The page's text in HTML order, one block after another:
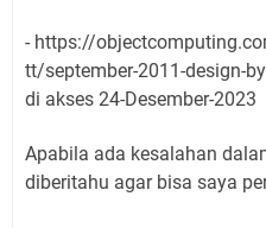
- https://
tt/september-2011-design-
di akses 24-Desember-2023
Apabila ada kesalahan
diberitahu agar bisa saya